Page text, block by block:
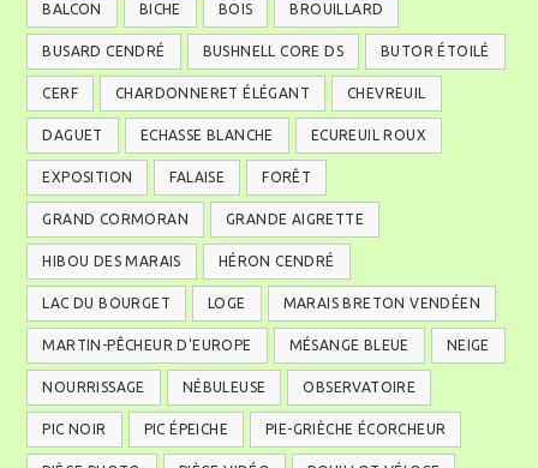
BALCON BICHE BOIS BROUILLARD
BUSARD CENDRÉ BUSHNELL CORE DS BUTOR ÉTOILÉ
CERF CHARDONNERET ÉLÉGANT CHEVREUIL
DAGUET ECHASSE BLANCHE ECUREUIL ROUX
EXPOSITION FALAISE FORÊT
GRAND CORMORAN GRANDE AIGRETTE
HIBOU DES MARAIS HÉRON CENDRÉ
LAC DU BOURGET LOGE MARAIS BRETON VENDÉEN
MARTIN-PÊCHEUR D'EUROPE MÉSANGE BLEUE NEIGE
NOURRISSAGE NÉBULEUSE OBSERVATOIRE
PIC NOIR PIC ÉPEICHE PIE-GRIÈCHE ÉCORCHEUR